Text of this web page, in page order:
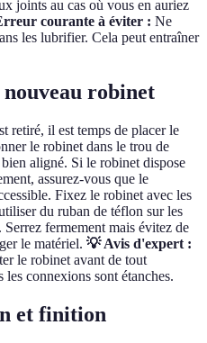
joints au cas où vous en auriez
courante à éviter : Ne
les lubrifier. Cela peut entraîner
robinet
retiré, il est temps de placer le
le robinet dans le trou de
aligné. Si le robinet dispose
assurez-vous que le
Fixez le robinet avec les
du ruban de téflon sur les
fermement mais évitez de
le matériel. 💡 Avis d'expert :
le robinet avant de tout
les connexions sont étanches.
et finition